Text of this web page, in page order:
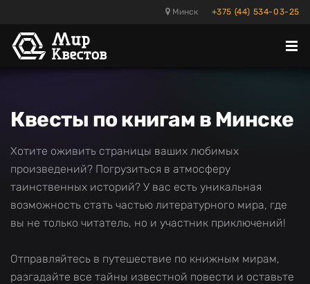
Минск +375 (44) 534-03-25
Квесты по книгам в Минске
Хотите оживить страницы ваших любимых
произведений? Погрузиться в атмосферу
таинственных историй? У вас есть уникальная
возможность стать частью литературного мира, где
вы не только читатель, но и участник приключений!
Отправляйтесь в путешествие по книжным мирам,
разгадайте все тайны известной повести и оставьте